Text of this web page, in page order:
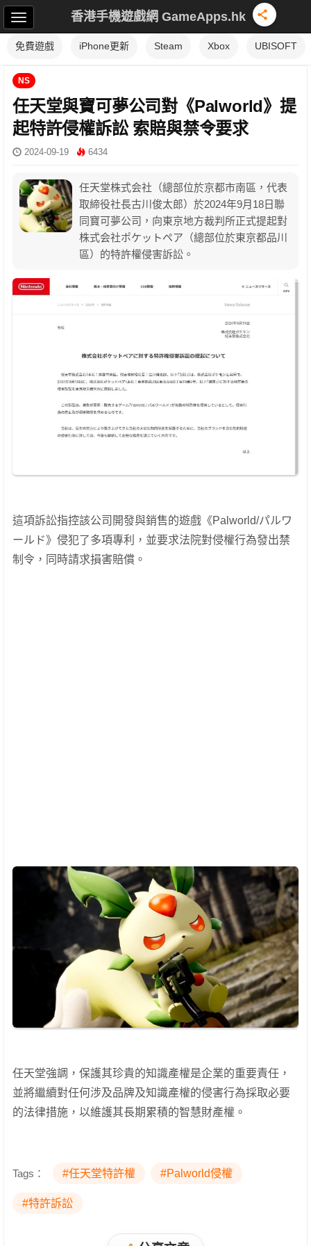
香港手機遊戲網 GameApps.hk
免費遊戲 iPhone更新 Steam Xbox UBISOFT
NS
任天堂與寶可夢公司對《Palworld》提
起特許侵權訴訟 索賠與禁令要求
2024-09-19 6434
任天堂株式会社（總部位於京都市南區，代表
取締役社長古川俊太郎）於2024年9月18日聯
同寶可夢公司，向東京地方裁判所正式提起對
株式会社ポケットペア（總部位於東京都品川
區）的特許權侵害訴訟。
這項訴訟指控該公司開發與銷售的遊戲《Palworld/パルワ
ールド》侵犯了多項專利，並要求法院對侵權行為發出禁
制令，同時請求損害賠償。
任天堂強調，保護其珍貴的知識產權是企業的重要責任，
並將繼續對任何涉及品牌及知識產權的侵害行為採取必要
的法律措施，以維護其長期累積的智慧財產權。
Tags： #任天堂特許權 #Palworld侵權
#特許訴訟